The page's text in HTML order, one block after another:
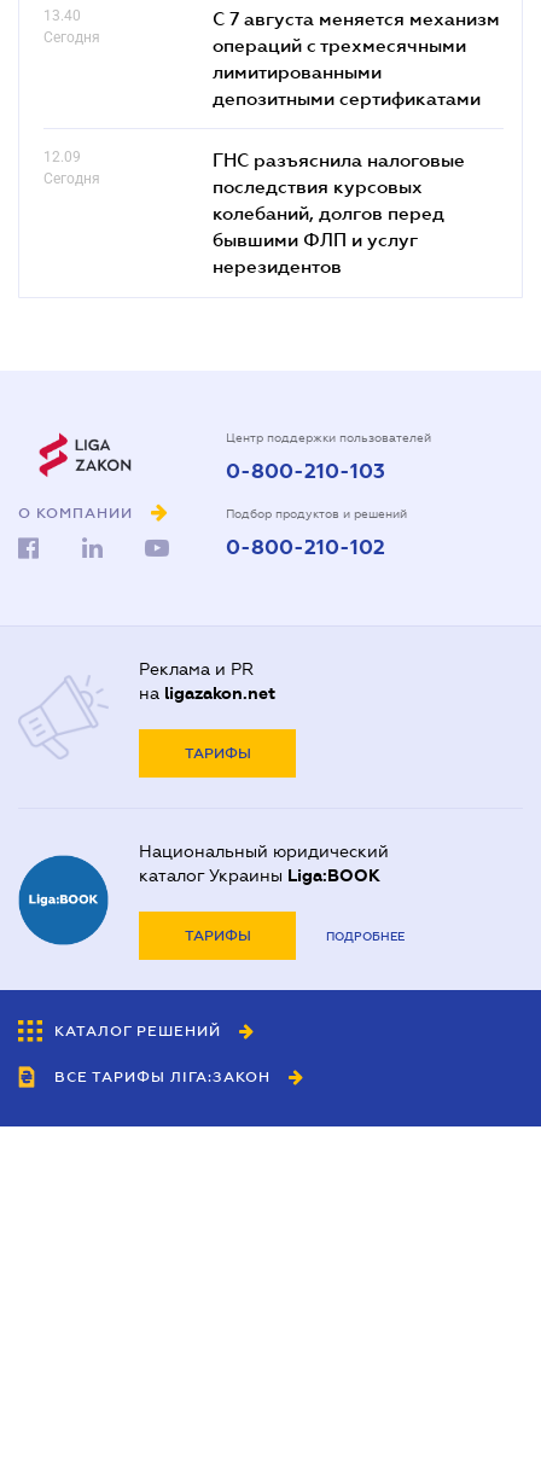
13.40
Сегодня
С 7 августа меняется механизм
операций с трехмесячными
лимитированными
депозитными сертификатами
12.09
Сегодня
ГНС разъяснила налоговые
последствия курсовых
колебаний, долгов перед
бывшими ФЛП и услуг
нерезидентов
О КОМПАНИИ
Центр поддержки пользователей
0-800-210-103
Подбор продуктов и решений
0-800-210-102
Реклама и PR
на ligazakon.net
ТАРИФЫ
Национальный юридический
каталог Украины Liga:BOOK
ТАРИФЫ ПОДРОБНЕЕ
КАТАЛОГ РЕШЕНИЙ
ВСЕ ТАРИФЫ ЛІГА:ЗАКОН